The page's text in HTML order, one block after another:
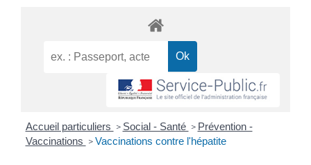
Accueil particuliers > Social - Santé > Prévention -
Vaccinations > Vaccinations contre l'hépatite